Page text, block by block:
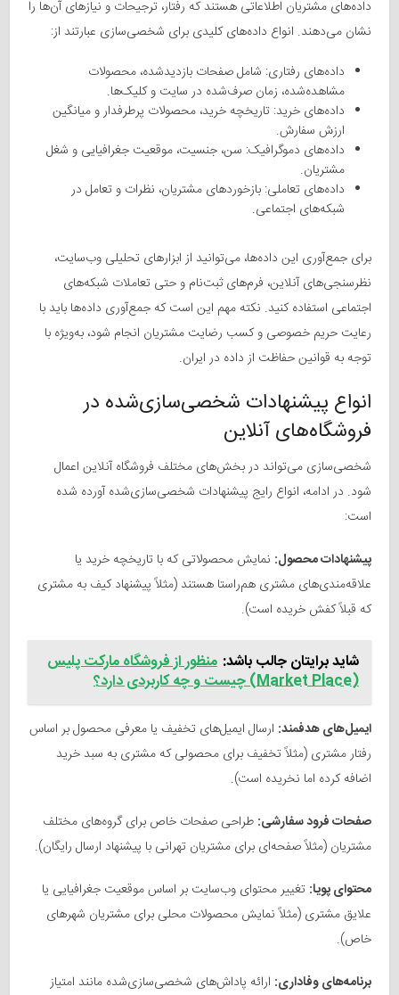
داده‌های مشتریان اطلاعاتی هستند که رفتار، ترجیحات و نیازهای آن‌ها را
نشان می‌دهند. انواع داده‌های کلیدی برای شخصی‌سازی عبارتند از:
داده‌های رفتاری: شامل صفحات بازدیدشده، محصولات
مشاهده‌شده، زمان صرف‌شده در سایت و کلیک‌ها.
داده‌های خرید: تاریخچه خرید، محصولات پرطرفدار و میانگین
ارزش سفارش.
داده‌های دموگرافیک: سن، جنسیت، موقعیت جغرافیایی و شغل
مشتریان.
داده‌های تعاملی: بازخوردهای مشتریان، نظرات و تعامل در
شبکه‌های اجتماعی.
برای جمع‌آوری این داده‌ها، می‌توانید از ابزارهای تحلیلی وب‌سایت،
نظرسنجی‌های آنلاین، فرم‌های ثبت‌نام و حتی تعاملات شبکه‌های
اجتماعی استفاده کنید. نکته مهم این است که جمع‌آوری داده‌ها باید با
رعایت حریم خصوصی و کسب رضایت مشتریان انجام شود، به‌ویژه با
توجه به قوانین حفاظت از داده در ایران.
انواع پیشنهادات شخصی‌سازی‌شده در
فروشگاه‌های آنلاین
شخصی‌سازی می‌تواند در بخش‌های مختلف فروشگاه آنلاین اعمال
شود. در ادامه، انواع رایج پیشنهادات شخصی‌سازی‌شده آورده شده
است:
پیشنهادات محصول: نمایش محصولاتی که با تاریخچه خرید یا
علاقه‌مندی‌های مشتری هم‌راستا هستند (مثلاً پیشنهاد کیف به مشتری
که قبلاً کفش خریده است).
شاید برایتان جالب باشد: منظور از فروشگاه مارکت پلیس
(Market Place) چیست و چه کاربردی دارد؟
ایمیل‌های هدفمند: ارسال ایمیل‌های تخفیف یا معرفی محصول بر اساس
رفتار مشتری (مثلاً تخفیف برای محصولی که مشتری به سبد خرید
اضافه کرده اما نخریده است).
صفحات فرود سفارشی: طراحی صفحات خاص برای گروه‌های مختلف
مشتریان (مثلاً صفحه‌ای برای مشتریان تهرانی با پیشنهاد ارسال رایگان).
محتوای پویا: تغییر محتوای وب‌سایت بر اساس موقعیت جغرافیایی یا
علایق مشتری (مثلاً نمایش محصولات محلی برای مشتریان شهرهای
خاص).
برنامه‌های وفاداری: ارائه پاداش‌های شخصی‌سازی‌شده مانند امتیاز